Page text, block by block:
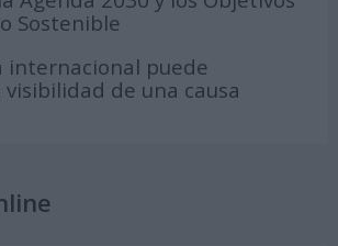
Sostenible
internacional puede
de una causa